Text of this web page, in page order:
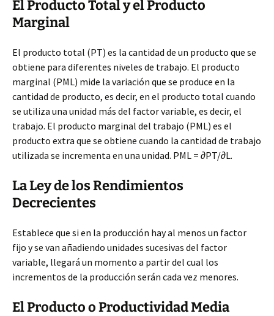
El Producto Total y el Producto
Marginal
El producto total (PT) es la cantidad de un producto que se
obtiene para diferentes niveles de trabajo. El producto
marginal (PML) mide la variación que se produce en la
cantidad de producto, es decir, en el producto total cuando
se utiliza una unidad más del factor variable, es decir, el
trabajo. El producto marginal del trabajo (PML) es el
producto extra que se obtiene cuando la cantidad de trabajo
utilizada se incrementa en una unidad. PML = ∂PT/∂L.
La Ley de los Rendimientos
Decrecientes
Establece que si en la producción hay al menos un factor
fijo y se van añadiendo unidades sucesivas del factor
variable, llegará un momento a partir del cual los
incrementos de la producción serán cada vez menores.
El Producto o Productividad Media